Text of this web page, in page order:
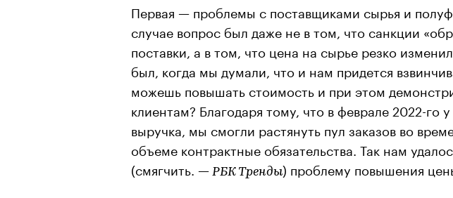
Первая — проблемы с поставщиками сырья и
случае вопрос был даже не в том, что санкции
поставки, а в том, что цена на сырье резко
был, когда мы думали, что и нам придется
можешь повышать стоимость и при этом
клиентам? Благодаря тому, что в феврале 2022-го
выручка, мы смогли растянуть пул заказов во
объеме контрактные обязательства. Так нам
(смягчить. — РБК Тренды) проблему повышения